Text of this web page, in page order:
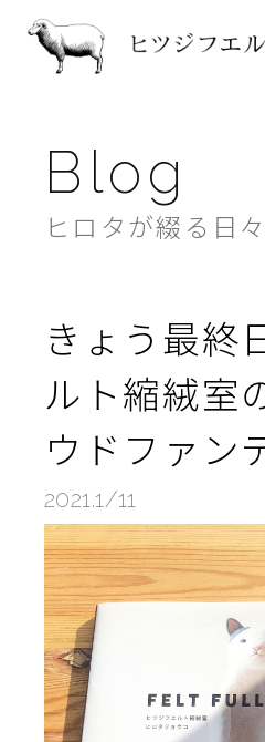
Blog
ヒロタが綴る日
きょう最終
ルト縮絨室
ウドファン
2021.1/11